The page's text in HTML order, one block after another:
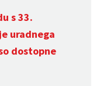
s 33.
uradnega
dostopne